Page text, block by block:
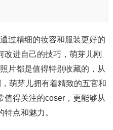
过精细的妆容和服装更好的
进自己的技巧，萌芽儿刚
片都是值得特别收藏的，从
萌芽儿拥有着精致的五官和
值得关注的coser，更能够从
点和魅力。